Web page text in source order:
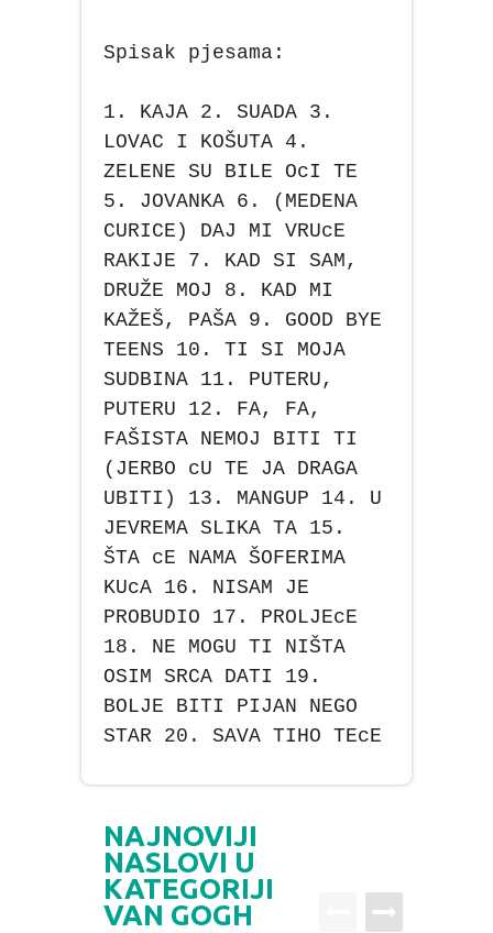
Spisak pjesama:
1. KAJA 2. SUADA 3.
LOVAC I KOŠUTA 4.
ZELENE SU BILE OcI TE
5. JOVANKA 6. (MEDENA
CURICE) DAJ MI VRUcE
RAKIJE 7. KAD SI SAM,
DRUŽE MOJ 8. KAD MI
KAŽEŠ, PAŠA 9. GOOD BYE
TEENS 10. TI SI MOJA
SUDBINA 11. PUTERU,
PUTERU 12. FA, FA,
FAŠISTA NEMOJ BITI TI
(JERBO cU TE JA DRAGA
UBITI) 13. MANGUP 14. U
JEVREMA SLIKA TA 15.
ŠTA cE NAMA ŠOFERIMA
KUcA 16. NISAM JE
PROBUDIO 17. PROLJEcE
18. NE MOGU TI NIŠTA
OSIM SRCA DATI 19.
BOLJE BITI PIJAN NEGO
STAR 20. SAVA TIHO TEcE
NAJNOVIJI
NASLOVI U
KATEGORIJI
VAN GOGH